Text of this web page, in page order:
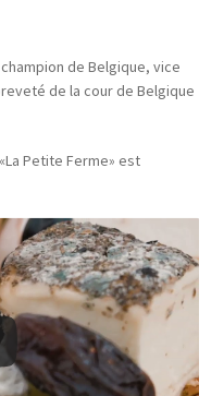
de Belgique, vice
de la cour de Belgique
Petite Ferme» est